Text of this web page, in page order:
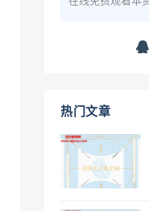
热门文章